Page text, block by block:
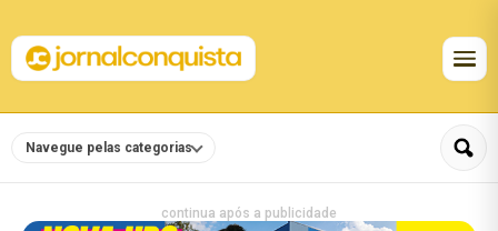
Navegue pelas categorias
continua após a publicidade